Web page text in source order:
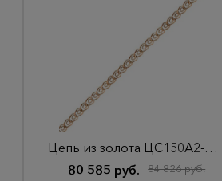
Цепь из золота ЦС150А2-А51
80 585 руб.
84 826 руб.